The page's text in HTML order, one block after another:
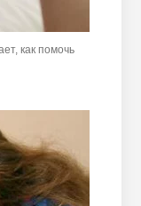
как помочь